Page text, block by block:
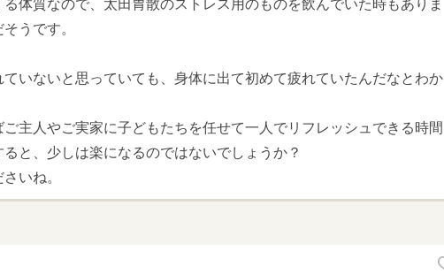
体質なので、太田胃散のストレス用のものを飲んでいた時もありま
うです。
ていないと思っていても、身体に出て初めて疲れていたんだなとわか
主人やご実家に子どもたちを任せて一人でリフレッシュできる時間
と、少しは楽になるのではないでしょうか？
いね。